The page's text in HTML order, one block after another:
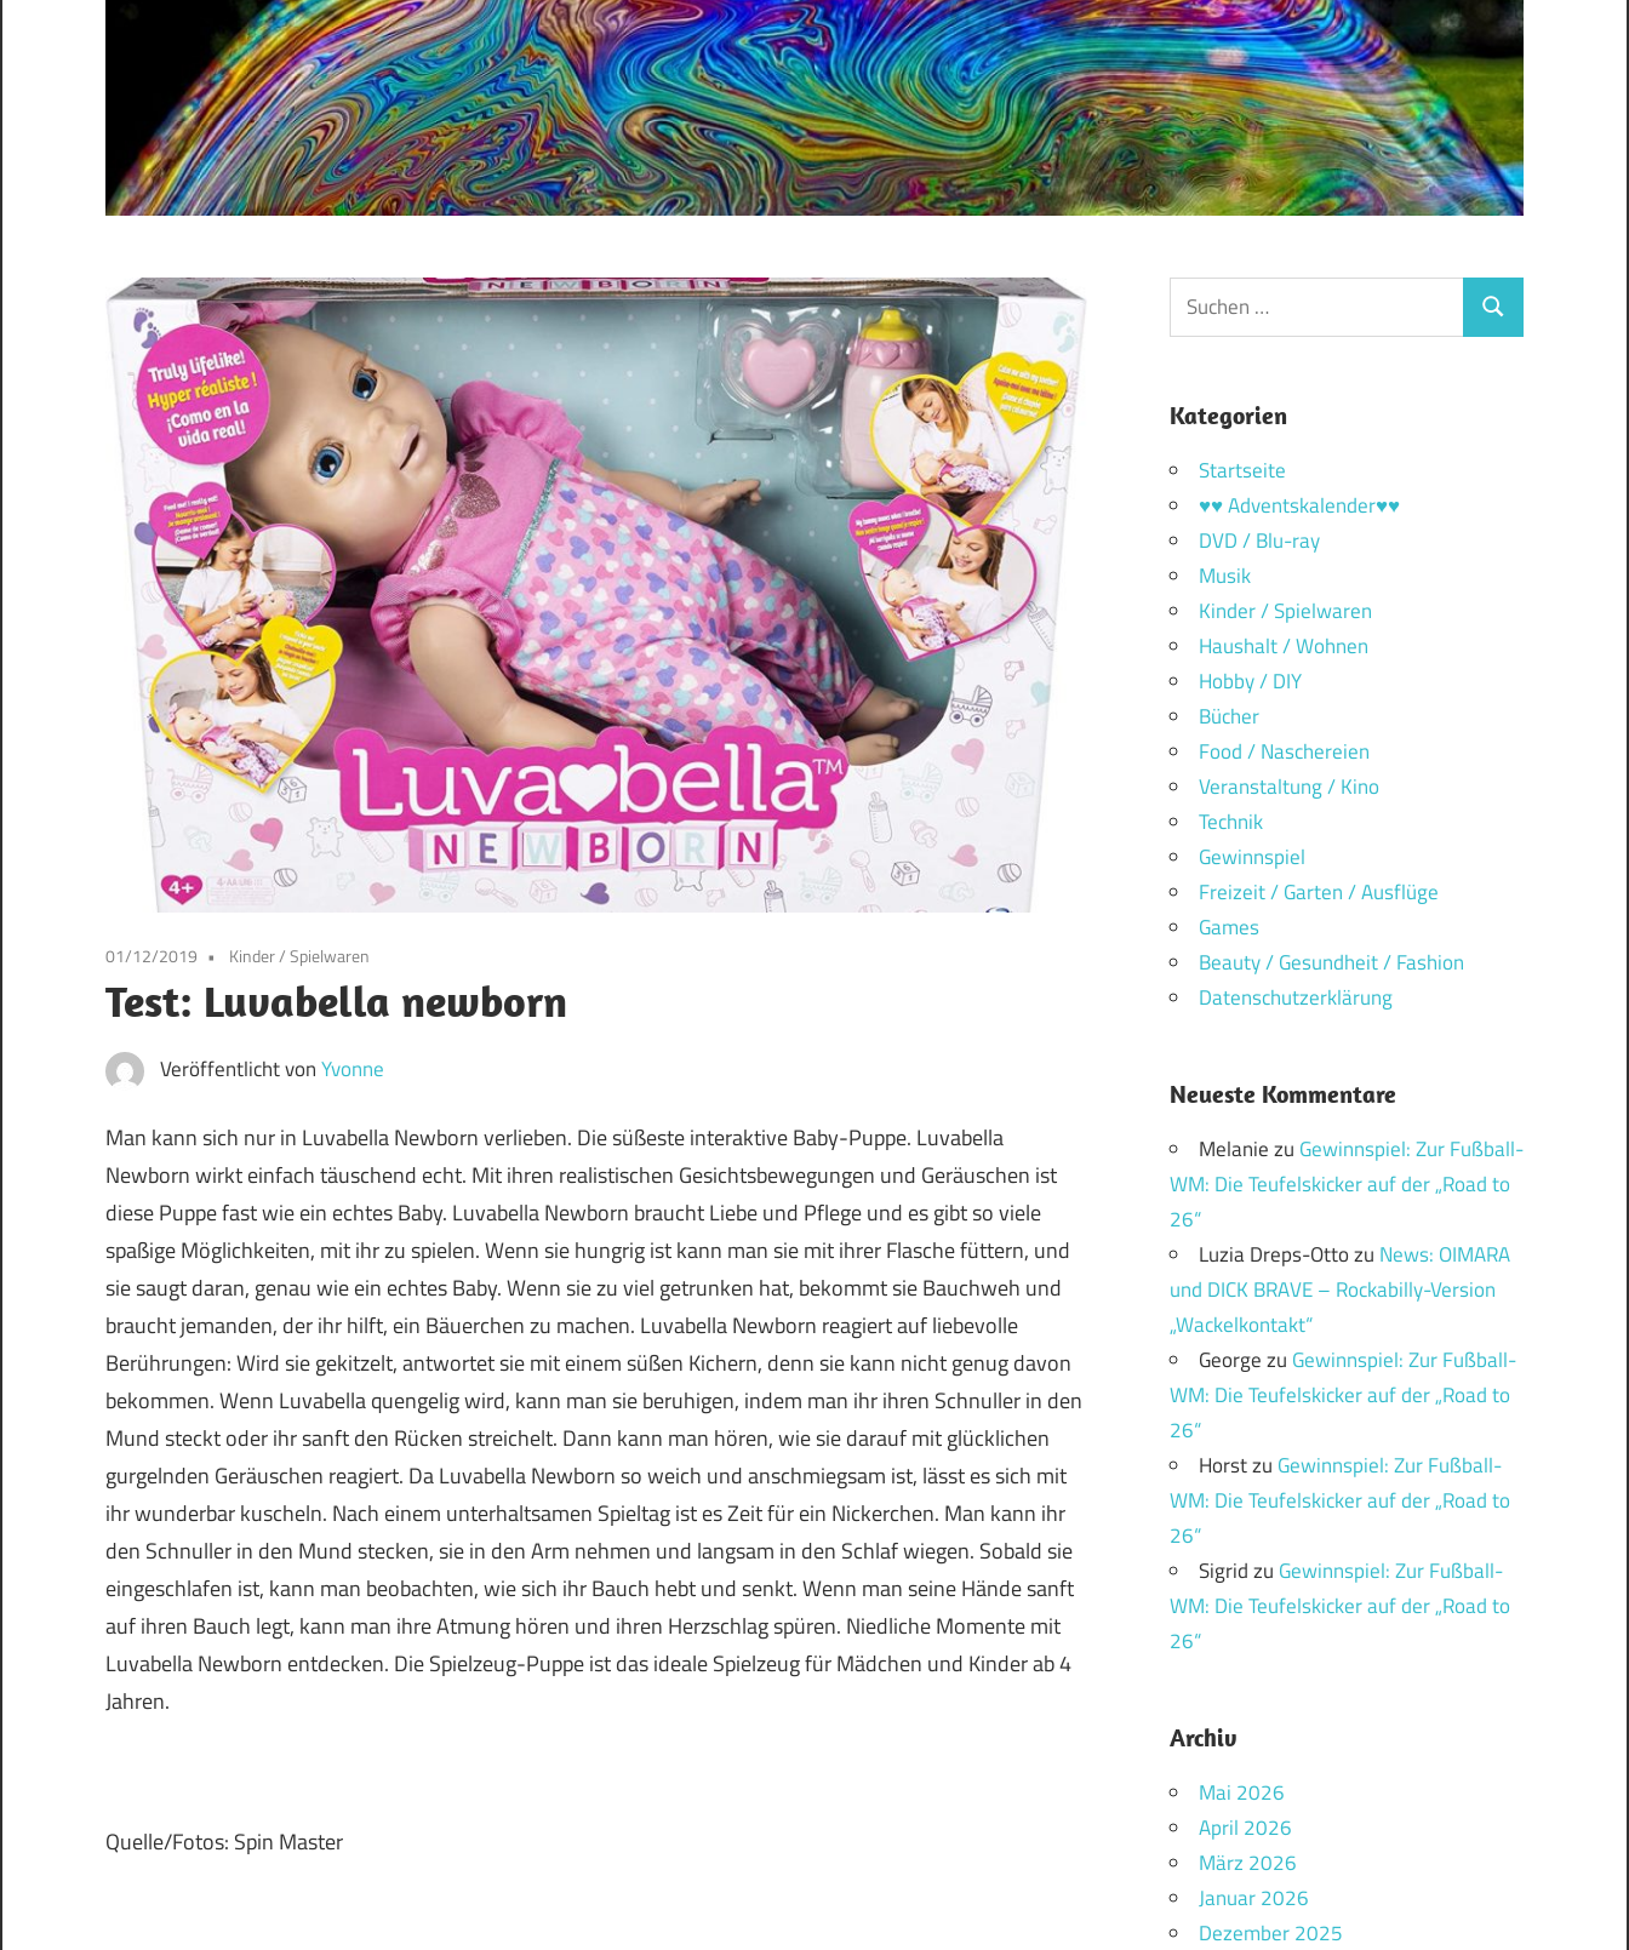
01/12/2019 Kinder / Spielwaren
Test: Luvabella newborn
Veröffentlicht vonYvonne
Man kann sich nur in Luvabella Newborn verlieben. Die süßeste interaktive Baby-Puppe. Luvabella
Newborn wirkt einfach täuschend echt. Mit ihren realistischen Gesichtsbewegungen und Geräuschen ist
diese Puppe fast wie ein echtes Baby. Luvabella Newborn braucht Liebe und Pflege und es gibt so viele
spaßige Möglichkeiten, mit ihr zu spielen. Wenn sie hungrig ist kann man sie mit ihrer Flasche füttern, und
sie saugt daran, genau wie ein echtes Baby. Wenn sie zu viel getrunken hat, bekommt sie Bauchweh und
braucht jemanden, der ihr hilft, ein Bäuerchen zu machen. Luvabella Newborn reagiert auf liebevolle
Berührungen: Wird sie gekitzelt, antwortet sie mit einem süßen Kichern, denn sie kann nicht genug davon
bekommen. Wenn Luvabella quengelig wird, kann man sie beruhigen, indem man ihr ihren Schnuller in den
Mund steckt oder ihr sanft den Rücken streichelt. Dann kann man hören, wie sie darauf mit glücklichen
gurgelnden Geräuschen reagiert. Da Luvabella Newborn so weich und anschmiegsam ist, lässt es sich mit
ihr wunderbar kuscheln. Nach einem unterhaltsamen Spieltag ist es Zeit für ein Nickerchen. Man kann ihr
den Schnuller in den Mund stecken, sie in den Arm nehmen und langsam in den Schlaf wiegen. Sobald sie
eingeschlafen ist, kann man beobachten, wie sich ihr Bauch hebt und senkt. Wenn man seine Hände sanft
auf ihren Bauch legt, kann man ihre Atmung hören und ihren Herzschlag spüren. Niedliche Momente mit
Luvabella Newborn entdecken. Die Spielzeug-Puppe ist das ideale Spielzeug für Mädchen und Kinder ab 4
Jahren.
Quelle/Fotos: Spin Master
Suchen
nach:
Suchen
Kategorien
Startseite
♥♥ Adventskalender♥♥
DVD / Blu-ray
Musik
Kinder / Spielwaren
Haushalt / Wohnen
Hobby / DIY
Bücher
Food / Naschereien
Veranstaltung / Kino
Technik
Gewinnspiel
Freizeit / Garten / Ausflüge
Games
Beauty / Gesundheit / Fashion
Datenschutzerklärung
Neueste Kommentare
Melaniezu Gewinnspiel: Zur Fußball-
WM: Die Teufelskicker auf der „Road to
26“
Luzia Dreps-Ottozu News: OIMARA
und DICK BRAVE – Rockabilly-Version
„Wackelkontakt“
Georgezu Gewinnspiel: Zur Fußball-
WM: Die Teufelskicker auf der „Road to
26“
Horstzu Gewinnspiel: Zur Fußball-
WM: Die Teufelskicker auf der „Road to
26“
Sigridzu Gewinnspiel: Zur Fußball-
WM: Die Teufelskicker auf der „Road to
26“
Archiv
Mai 2026
April 2026
März 2026
Januar 2026
Dezember 2025